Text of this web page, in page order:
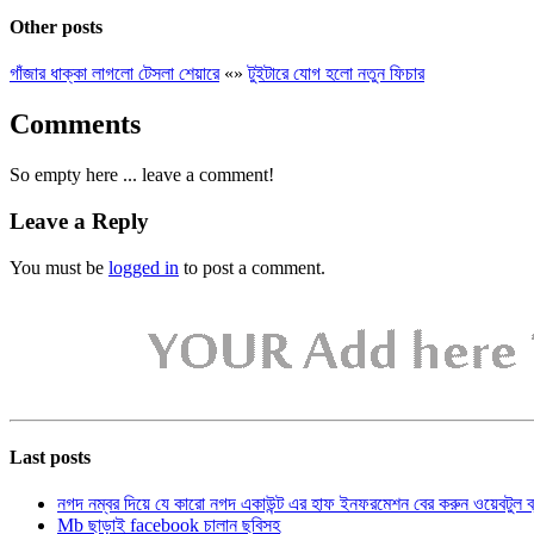
Other posts
গাঁজার ধাক্কা লাগলো টেসলা শেয়ারে«»টুইটারে যোগ হলো নতুন ফিচার
Comments
So empty here ... leave a comment!
Leave a Reply
You must be logged in to post a comment.
Last posts
নগদ নম্বর দিয়ে যে কারো নগদ একাউন্ট এর হাফ ইনফরমেশন বের করুন ওয়েবটুল
Mb ছাড়াই facebook চালান ছবিসহ